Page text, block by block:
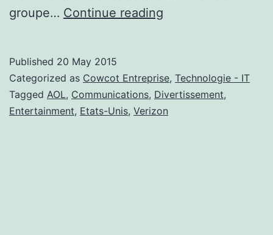
groupe… Continue reading
Published 20 May 2015
Categorized as Cowcot Entreprise, Technologie - IT
Tagged AOL, Communications, Divertissement,
Entertainment, Etats-Unis, Verizon